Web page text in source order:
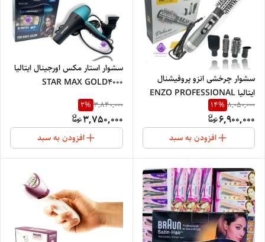
سشوار چرخشی انزو پروفیشنال
ایتالیا ENZO PROFESSIONAL
ITALY749
8,050,000
14%
6,900,000
افزودن به سبد
سشوار استار مکس اورجینال ایتالیا
STAR MAX GOLD4000
3,840,000
2%
3,750,000
افزودن به سبد